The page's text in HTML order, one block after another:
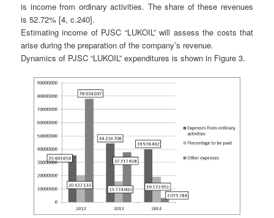
is income from ordinary activities. The share of these revenues
is 52.72% [4, c.240].
Estimating income of PJSC “LUKOIL” will assess the costs that
arise during the preparation of the company’s revenue.
Dynamics of PJSC “LUKOIL” expenditures is shown in Figure 3.